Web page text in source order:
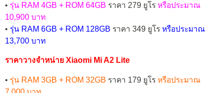
• รุ่น RAM 4GB + ROM 64GB ราคา 279 ยูโร หรือประมาณ
10,900 บาท
• รุ่น RAM 6GB + ROM 128GB ราคา 349 ยูโร หรือประมาณ
13,700 บาท
ราคาวางจำหน่าย Xiaomi Mi A2 Lite
• รุ่น RAM 3GB + ROM 32GB ราคา 179 ยูโร หรือประมาณ